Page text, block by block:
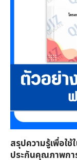
สรุปความรู้เพื่อใ
ประกันคุณภาพกา